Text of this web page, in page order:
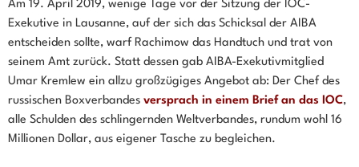
Am 19. April 2019, wenige Tage vor der Sitzung der IOC-
Exekutive in Lausanne, auf der sich das Schicksal der AIBA
entscheiden sollte, warf Rachimow das Handtuch und trat von
seinem Amt zurück. Statt dessen gab AIBA-Exekutivmitglied
Umar Kremlew ein allzu großzügiges Angebot ab: Der Chef des
russischen Boxverbandes versprach in einem Brief an das IOC,
alle Schulden des schlingernden Weltverbandes, rundum wohl 16
Millionen Dollar, aus eigener Tasche zu begleichen.